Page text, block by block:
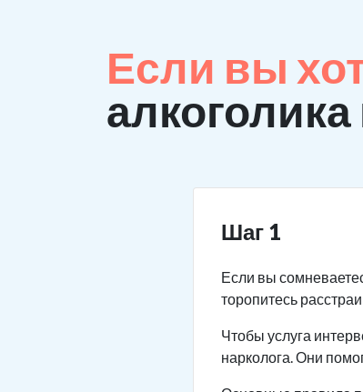
Если вы
Шаг 1
Если вы
торопитесь
Чтобы услуга
нарколога. Они